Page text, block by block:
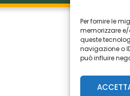
Per fornire le
memorizzare
queste
navigazione o
può influire